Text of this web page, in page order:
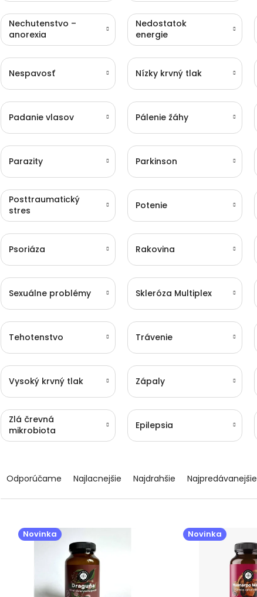
Nechutenstvo –
anorexia
Nedostatok
energie
Nespavosť Nízky krvný tlak
Padanie vlasov Pálenie žáhy
Parazity Parkinson
Posttraumatický
stres
Potenie
Psoriáza Rakovina
Sexuálne problémy Skleróza Multiplex
Tehotenstvo Trávenie
Vysoký krvný tlak Zápaly
Zlá črevná
mikrobiota
Epilepsia
a
e
Odporúčame Najlacnejšie Najdrahšie Najpredávanejšie
Novinka Novinka